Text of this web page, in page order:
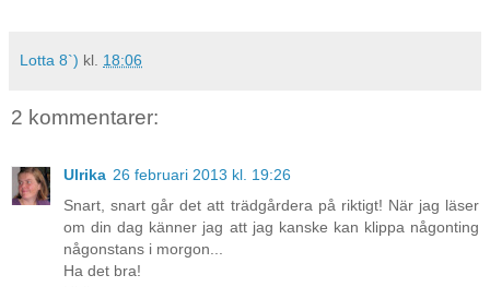
Lotta 8`) kl. 18:06
2 kommentarer:
Ulrika 26 februari 2013 kl. 19:26
Snart, snart går det att trädgårdera på riktigt! När jag läser
om din dag känner jag att jag kanske kan klippa någonting
någonstans i morgon...
Ha det bra!